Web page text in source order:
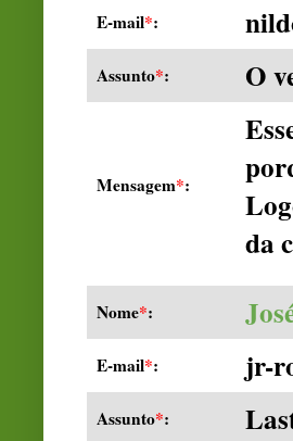
E-mail*:
Assunto*: O
Mensagem*:
da
Nome*:
E-mail*: jr-
Assunto*: